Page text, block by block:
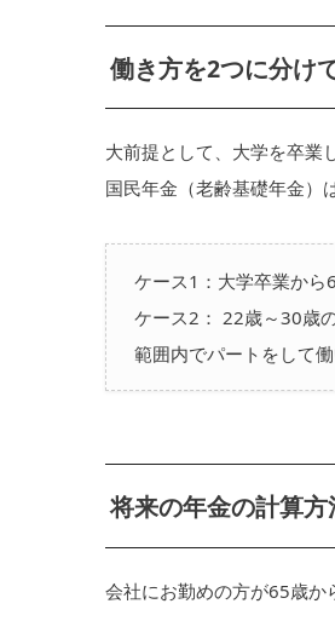
働き方を2つに分け
大前提として、大学を卒業
国民年金（老齢基礎年金）
ケース1：大学卒業か
ケース2： 22歳～30歳
範囲内でパートをして
将来の年金の計算
会社にお勤めの方が65歳か